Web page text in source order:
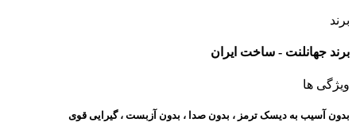
برند
برند جهانلنت - ساخت ایران
ویژگی ها
بدون آسیب به دیسک ترمز ، بدون صدا ، بدون آزبست ، گیرایی قوی​